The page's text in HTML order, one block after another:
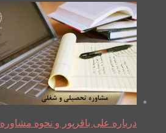
درباره علی باقرپور و نحوه مشاوره